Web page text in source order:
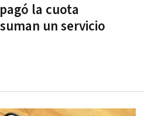
la cuota
un servicio